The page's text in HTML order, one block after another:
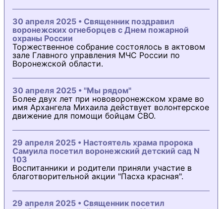
30 апреля 2025 • Священник поздравил
воронежских огнеборцев с Днем пожарной
охраны России
Торжественное собрание состоялось в актовом
зале Главного управления МЧС России по
Воронежской области.
30 апреля 2025 • "Мы рядом"
Более двух лет при нововоронежском храме во
имя Архангела Михаила действует волонтерское
движение для помощи бойцам СВО.
29 апреля 2025 • Настоятель храма пророка
Самуила посетил воронежский детский сад N
103
Воспитанники и родители приняли участие в
благотворительной акции "Пасха красная".
29 апреля 2025 • Священник посетил